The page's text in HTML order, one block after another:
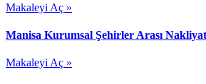
Makaleyi Aç »
Manisa Kurumsal Şehirler Arası Nakliyat
Makaleyi Aç »